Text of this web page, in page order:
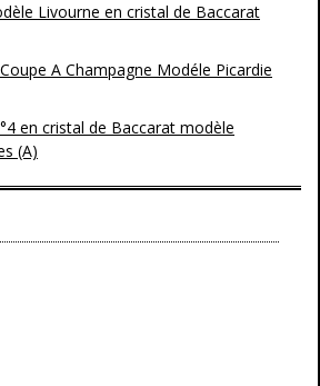
Livourne en cristal de Baccarat
A Champagne Modéle Picardie
en cristal de Baccarat modèle
(A)